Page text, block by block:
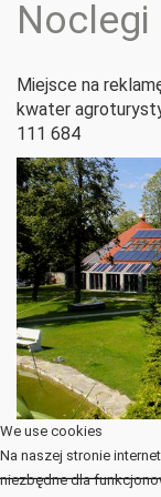
Noclegi
Miejsce na
kwater
111 684
We use cookies
Na naszej stronie
niezbędne dla